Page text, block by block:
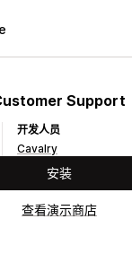
Support
开发人员
Cavalry
安装
查看演示商店